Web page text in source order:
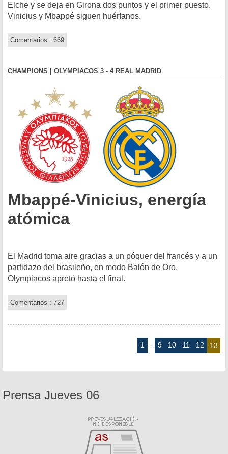
Elche y se deja en Girona dos puntos y el primer puesto.
Vinicius y Mbappé siguen huérfanos.
Comentarios : 669
CHAMPIONS | OLYMPIACOS 3 - 4 REAL MADRID
Mbappé-Vinicius, energía
atómica
El Madrid toma aire gracias a un póquer del francés y a un
partidazo del brasileño, en modo Balón de Oro.
Olympiacos apretó hasta el final.
Comentarios : 727
1 9 10 11 12 13
Prensa Jueves 06